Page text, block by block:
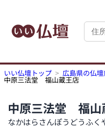
いい仏壇トップ 広島県の仏
中原三法堂 福山蔵王店
中原三法堂 福山
なかはらさんぽうどうふく